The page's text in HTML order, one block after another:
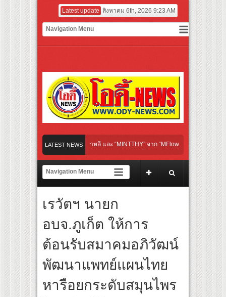
Latest update สิงหาคม 6th, 2026 9:23 AM
LATEST NEWS
ศิลปินชื่อดังจากเกาหลี และ “MINTTHY” จาก “MFlow Entertainment” เฉลิมฉลอง
เชื่อมคัลเจอร์เกาหลี-ไทย ผ่านแฟชั่น ความงาม ดนตรี การแสดง และศิลปะ เข้าด้
ดพิศวงกับภูตผีกุ๊กกู๋” เผยโปสเตอร์และตัวอย่างแรก ก่อนฉาย 24 กันยายนนี้
DAYS™ 2026 เทศกาลโมโตไลฟ์สไตล์ที่นักขี่ทั่วเอเชียรอคอย
ป ชวน คุณแม่ลูก 2 รถเมล์ คะนึงนิจ พร้อม “น้องคิด” – “น้องนิจ” ร่วมเติมเต็มความสุข
Amsterdam 2026 ประกาศศักดาพลังประเทศไทยสู่สายตาชาวโลก
ศิลปินชื่อดังจากเกาหลี และ “MINTTHY” จาก “MFlow Entertainment” เฉลิมฉลอง
เชื่อมคัลเจอร์เกาหลี-ไทย ผ่านแฟชั่น ความงาม ดนตรี การแสดง และศิลปะ เข้าด้
เรวัตฯ นายก
อบจ.ภูเก็ต ให้การ
ต้อนรับสมาคมอภิวัฒน์
พัฒนาแพทย์แผนไทย
หารือยกระดับสมุนไพร